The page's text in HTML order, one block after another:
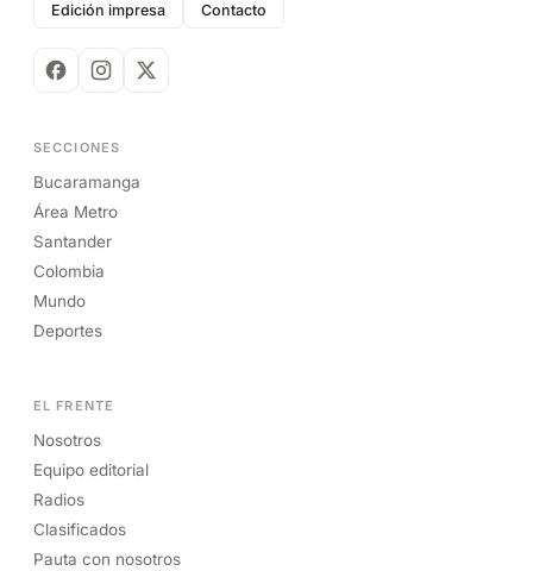
Edición impresa Contacto
SECCIONES
Bucaramanga
Área Metro
Santander
Colombia
Mundo
Deportes
EL FRENTE
Nosotros
Equipo editorial
Radios
Clasificados
Pauta con nosotros